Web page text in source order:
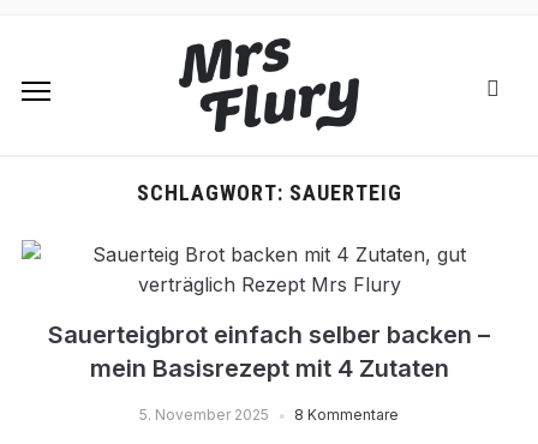
SCHLAGWORT: SAUERTEIG
Sauerteigbrot einfach selber backen –
mein Basisrezept mit 4 Zutaten
5. November 2025 8 Kommentare